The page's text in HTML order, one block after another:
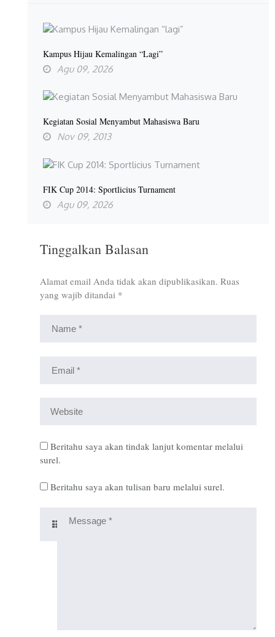
Kampus Hijau Kemalingan “lagi”
Agu 09, 2026
Kegiatan Sosial Menyambut Mahasiswa Baru
Nov 09, 2013
FIK Cup 2014: Sportlicius Turnament
Agu 09, 2026
Tinggalkan Balasan
Alamat email Anda tidak akan dipublikasikan. Ruas
yang wajib ditandai *
Beritahu saya akan tindak lanjut komentar melalui
surel.
Beritahu saya akan tulisan baru melalui surel.